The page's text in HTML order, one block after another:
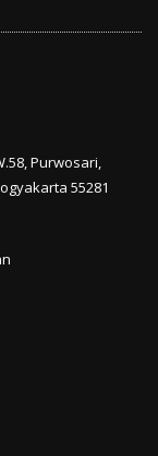
Purwosari,
55281